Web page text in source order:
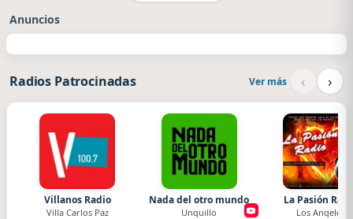
Anuncios
Radios Patrocinadas Ver más ‹ ›
Villanos Radio
Villa Carlos Paz
Nada del otro mundo
Unquillo
La Pasión
Los Angeles